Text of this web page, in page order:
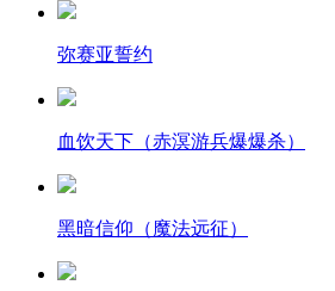
弥赛亚誓约
血饮天下（赤溟游兵爆爆杀）
黑暗信仰（魔法远征）